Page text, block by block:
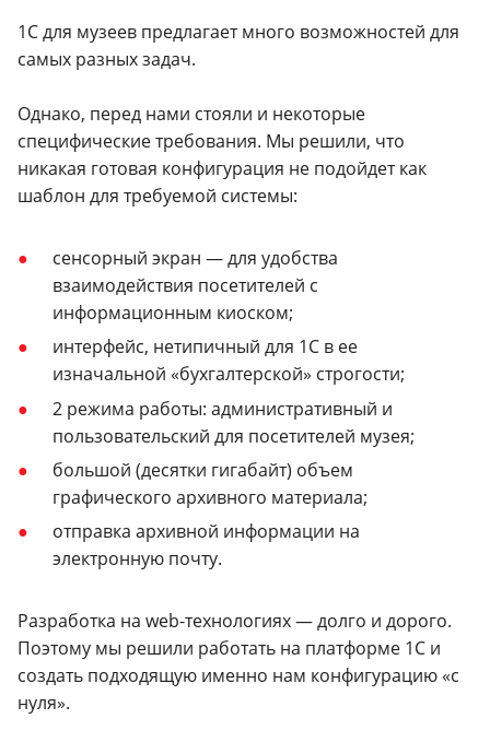
1С для музеев предлагает много возможностей для
самых разных задач.
Однако, перед нами стояли и некоторые
специфические требования. Мы решили, что
никакая готовая конфигурация не подойдет как
шаблон для требуемой системы:
сенсорный экран — для удобства
взаимодействия посетителей с
информационным киоском;
интерфейс, нетипичный для 1С в ее
изначальной «бухгалтерской» строгости;
2 режима работы: административный и
пользовательский для посетителей музея;
большой (десятки гигабайт) объем
графического архивного материала;
отправка архивной информации на
электронную почту.
Разработка на web-технологиях — долго и дорого.
Поэтому мы решили работать на платформе 1С и
создать подходящую именно нам конфигурацию «с
нуля».